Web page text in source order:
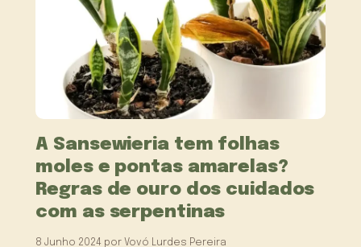
A Sansewieria tem folhas
moles e pontas amarelas?
Regras de ouro dos cuidados
com as serpentinas
8 Junho 2024 por Vovó Lurdes Pereira